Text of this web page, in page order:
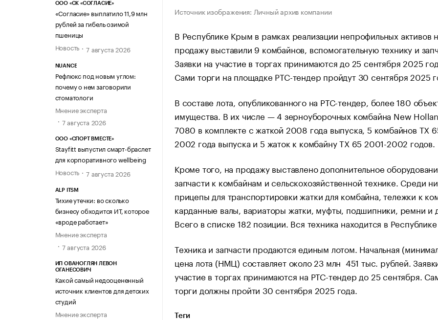
ООО «СК «СОГЛАСИЕ»
«Согласие» выплатило 11,9 млн
рублей за гибель озимой
пшеницы
Новость
7 августа 2026
NUANCE
Рефлюкс под новым углом:
почему о нем заговорили
стоматологи
Мнение эксперта
7 августа 2026
ООО «СПОРТ ВМЕСТЕ»
Stayfitt выпустил смарт-браслет
для корпоративного wellbeing
Новость
7 августа 2026
ALP ITSM
Тихие утечки: во сколько
бизнесу обходится ИТ, которое
«вроде работает»
Мнение эксперта
7 августа 2026
ИП ОВАНОГЛЯН ЛЕВОН
ОГАНЕСОВИЧ
Какой самый недооцененный
источник клиентов для детских
студий
Мнение эксперта
Источник изображения: Личный архив компании
В Республике Крым в рамках реализации непрофильных активов
продажу выставили 9 комбайнов, вспомогательную технику и
Заявки на участие в торгах принимаются до 25 сентября 2025
Сами торги на площадке РТС-тендер пройдут 30 сентября 2025
В составе лота, опубликованного на РТС-тендер, более 180
имущества. В их числе — 4 зерноуборочных комбайна New
7080 в комплекте с жаткой 2008 года выпуска, 5 комбайнов ТХ
2002 года выпуска и 5 жаток к комбайну ТХ 65 2001-2002 годов.
Кроме того, на продажу выставлено дополнительное
запчасти к комбайнам и сельскохозяйственной технике. Среди
прицепы для транспортировки жатки для комбайна, тележки к
карданные валы, вариаторы жатки, муфты, подшипники, ремни и
Всего в списке 182 позиции. Вся техника находится в
Техника и запчасти продаются единым лотом. Начальная
цена лота (НМЦ) составляет около 23 млн 451 тыс. рублей.
участие в торгах принимаются на РТС-тендер до 25 сентября.
торги должны пройти 30 сентября 2025 года.
Теги